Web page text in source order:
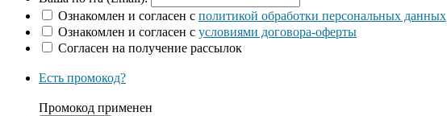
Ознакомлен и согласен с политикой обработки персональных данных
Ознакомлен и согласен с условиями договора-оферты
Согласен на получение рассылок
Есть промокод?
Промокод применен